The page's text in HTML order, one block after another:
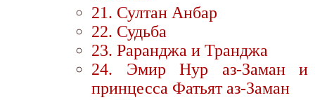
21. Султан Анбар
22. Судьба
23. Раранджа и Транджа
24. Эмир Нур аз-Заман и
принцесса Фатьят аз-Заман